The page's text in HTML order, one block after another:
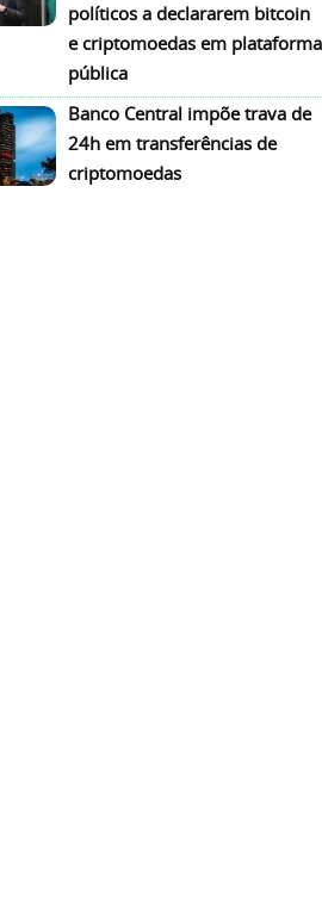
políticos a declararem bitcoin
e criptomoedas em plataforma
pública
Banco Central impõe trava de
24h em transferências de
criptomoedas